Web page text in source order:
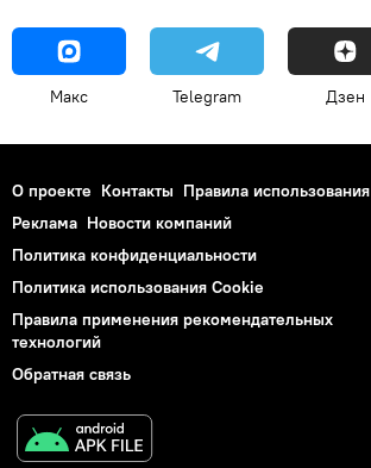
Макс Telegram Дзен
О проекте Контакты Правила использования
Реклама Новости компаний
Политика конфиденциальности
Политика использования Cookie
Правила применения рекомендательных
технологий
Обратная связь